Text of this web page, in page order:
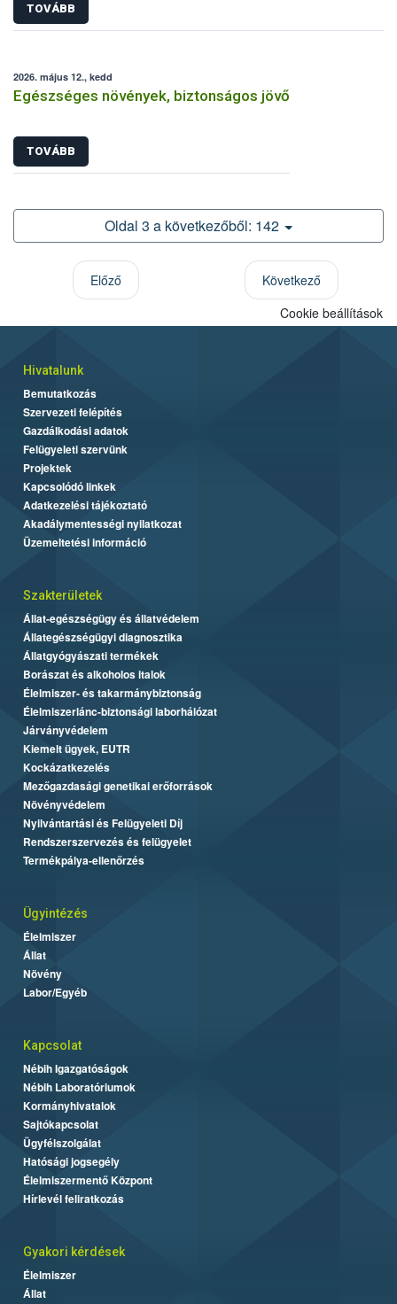
TOVÁBB
2026. május 12., kedd
Egészséges növények, biztonságos jövő
TOVÁBB
Oldal 3 a következőből: 142
Előző
Következő
Cookie beállítások
Hivatalunk
Bemutatkozás
Szervezeti felépítés
Gazdálkodási adatok
Felügyeleti szervünk
Projektek
Kapcsolódó linkek
Adatkezelési tájékoztató
Akadálymentességi nyilatkozat
Üzemeltetési információ
Szakterületek
Állat-egészségügy és állatvédelem
Állategészségügyi diagnosztika
Állatgyógyászati termékek
Borászat és alkoholos italok
Élelmiszer- és takarmánybiztonság
Élelmiszerlánc-biztonsági laborhálózat
Járványvédelem
Kiemelt ügyek, EUTR
Kockázatkezelés
Mezőgazdasági genetikai erőforrások
Növényvédelem
Nyilvántartási és Felügyeleti Díj
Rendszerszervezés és felügyelet
Termékpálya-ellenőrzés
Ügyintézés
Élelmiszer
Állat
Növény
Labor/Egyéb
Kapcsolat
Nébih Igazgatóságok
Nébih Laboratóriumok
Kormányhivatalok
Sajtókapcsolat
Ügyfélszolgálat
Hatósági jogsegély
Élelmiszermentő Központ
Hírlevél feliratkozás
Gyakori kérdések
Élelmiszer
Állat